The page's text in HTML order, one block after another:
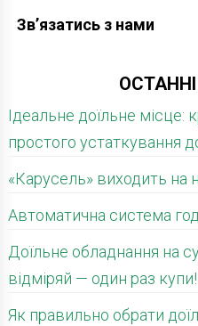
Зв’язатись з нами
Ідеальне доїльне місце:
простого устаткування
«Карусель» виходить на
Автоматична система
Доїльне обладнання на
відміряй — один раз купи!
Як правильно обрати